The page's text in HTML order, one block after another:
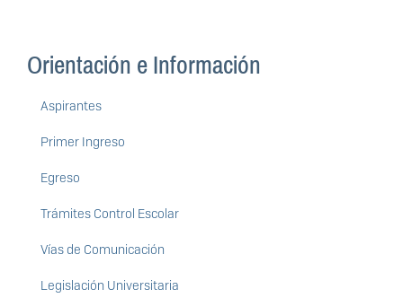
Orientación e Información
Aspirantes
Primer Ingreso
Egreso
Trámites Control Escolar
Vías de Comunicación
Legislación Universitaria